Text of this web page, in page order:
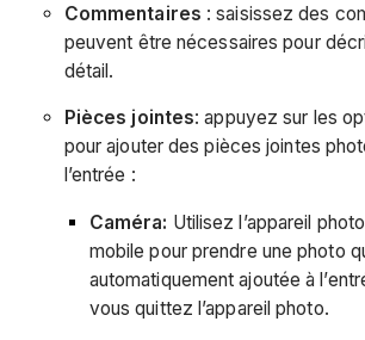
Commentaires : saisissez des
peuvent être nécessaires pour
détail.
Pièces jointes: appuyez sur les
pour ajouter des pièces jointes
l’entrée :
Caméra: Utilisez l’appareil
mobile pour prendre une photo
automatiquement ajoutée à
vous quittez l’appareil photo.